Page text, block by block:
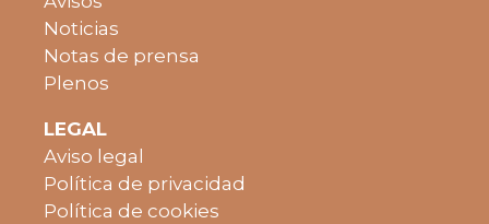
Noticias
Notas de prensa
Plenos
LEGAL
Aviso legal
Política de privacidad
Política de cookies